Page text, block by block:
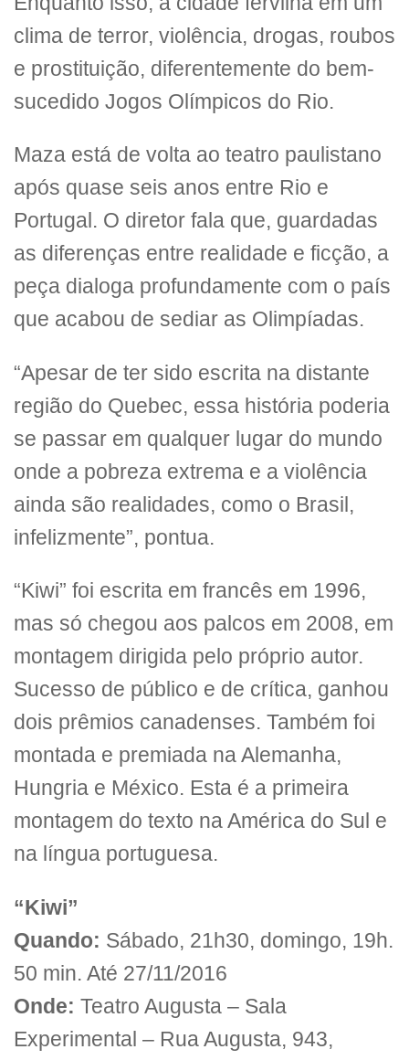
clima de terror, violência, drogas, roubos
e prostituição, diferentemente do bem-
sucedido Jogos Olímpicos do Rio.
Maza está de volta ao teatro paulistano
após quase seis anos entre Rio e
Portugal. O diretor fala que, guardadas
as diferenças entre realidade e ficção, a
peça dialoga profundamente com o país
que acabou de sediar as Olimpíadas.
“Apesar de ter sido escrita na distante
região do Quebec, essa história poderia
se passar em qualquer lugar do mundo
onde a pobreza extrema e a violência
ainda são realidades, como o Brasil,
infelizmente”, pontua.
“Kiwi” foi escrita em francês em 1996,
mas só chegou aos palcos em 2008, em
montagem dirigida pelo próprio autor.
Sucesso de público e de crítica, ganhou
dois prêmios canadenses. Também foi
montada e premiada na Alemanha,
Hungria e México. Esta é a primeira
montagem do texto na América do Sul e
na língua portuguesa.
“Kiwi”
Quando: Sábado, 21h30, domingo, 19h.
50 min. Até 27/11/2016
Onde: Teatro Augusta – Sala
Experimental – Rua Augusta, 943,